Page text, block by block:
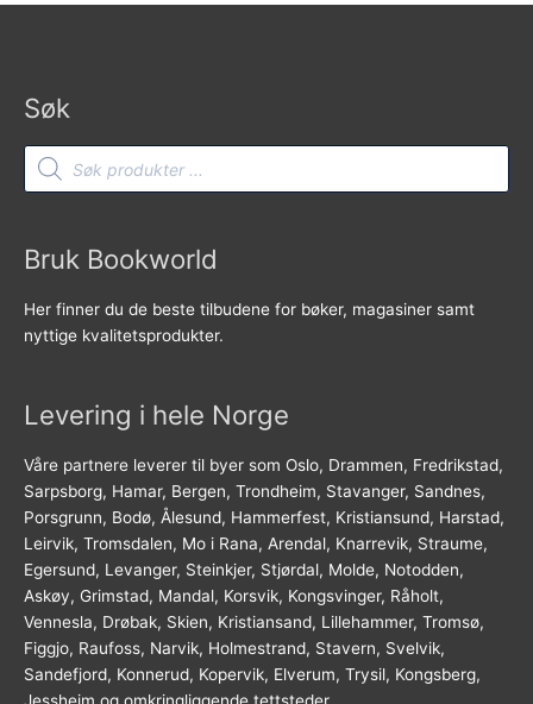
Søk
Products
search
Bruk Bookworld
Her finner du de beste tilbudene for bøker, magasiner samt
nyttige kvalitetsprodukter.
Levering i hele Norge
Våre partnere leverer til byer som Oslo, Drammen, Fredrikstad,
Sarpsborg, Hamar, Bergen, Trondheim, Stavanger, Sandnes,
Porsgrunn, Bodø, Ålesund, Hammerfest, Kristiansund, Harstad,
Leirvik, Tromsdalen, Mo i Rana, Arendal, Knarrevik, Straume,
Egersund, Levanger, Steinkjer, Stjørdal, Molde, Notodden,
Askøy, Grimstad, Mandal, Korsvik, Kongsvinger, Råholt,
Vennesla, Drøbak, Skien, Kristiansand, Lillehammer, Tromsø,
Figgjo, Raufoss, Narvik, Holmestrand, Stavern, Svelvik,
Sandefjord, Konnerud, Kopervik, Elverum, Trysil, Kongsberg,